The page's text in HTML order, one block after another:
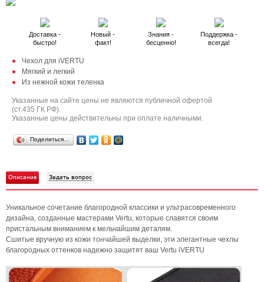
Доставка -
быстро!
Новый -
факт!
Знания -
бесценно!
Поддержка -
всегда!
Чехол для iVERTU
Мягкий и легкий
Из нежной кожи теленка
Указанные на сайте цены не являются публичной офертой
(ст.435 ГК РФ).
Указанные цены действительны при оплате наличными.
Поделиться…
Описание Задать вопрос
Уникальное сочетание благородной классики и ультрасовременного
дизайна, созданные мастерами Vertu, которые славятся своим
пристальным вниманием к мельчайшим деталям.
Сшитые вручную из кожи тончайшей выделки, эти элегантные чехлы
благородных оттенков надежно защитят ваш Vertu iVERTU